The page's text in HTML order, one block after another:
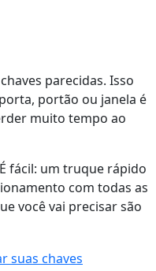
parecidas. Isso
portão ou janela é
muito tempo ao
fácil: um truque rápido
com todas as
você vai precisar são